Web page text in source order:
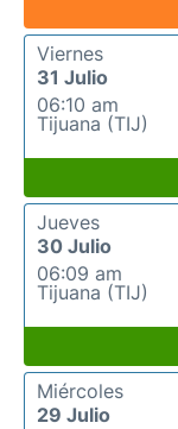
Viernes
31 Julio
06:10 am
Tijuana (TIJ)
Jueves
30 Julio
06:09 am
Tijuana (TIJ)
Miércoles
29 Julio